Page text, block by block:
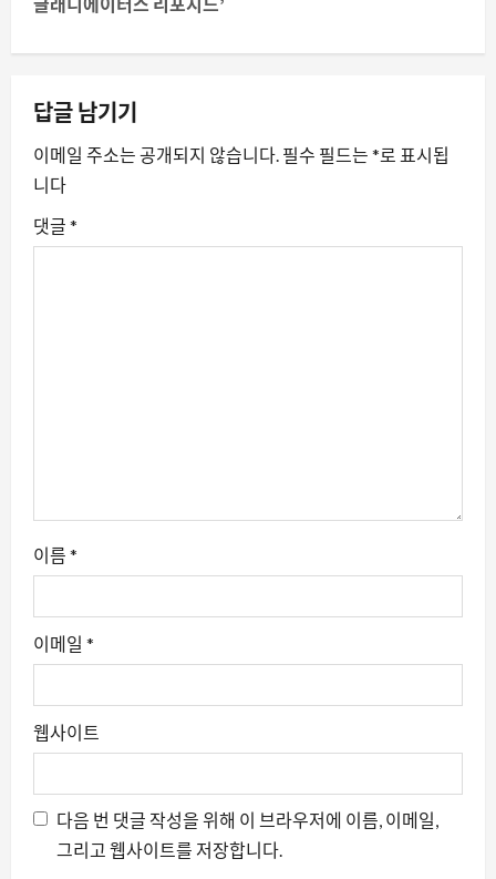
비
게
이
션
글래디에이터스 리포지드’
답글 남기기
이메일 주소는 공개되지 않습니다. 필수 필드는 *로 표시됩
니다
댓글 *
이름 *
이메일 *
웹사이트
다음 번 댓글 작성을 위해 이 브라우저에 이름, 이메일,
그리고 웹사이트를 저장합니다.